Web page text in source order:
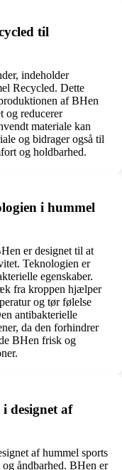
til
indeholder
Recycled. Dette
af BHen
og reducerer
materiale kan
og bidrager også til
og holdbarhed.
i hummel
er designet til at
Teknologien er
egenskaber.
fra kroppen hjælper
og tør følelse
antibakterielle
da den forhindrer
BHen frisk og
designet af
af hummel sports
åndbarhed. BHen er